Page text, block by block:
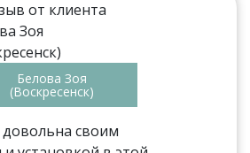
Белова Зоя
(Воскресенск)
своим